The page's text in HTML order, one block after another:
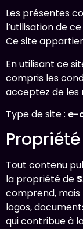
Les présentes
l’utilisation de
Ce site
En utilisant ce
compris les
acceptez de
Type de site : e-
Tout contenu
la propriété de
comprend, mais
logos,
qui contribue à